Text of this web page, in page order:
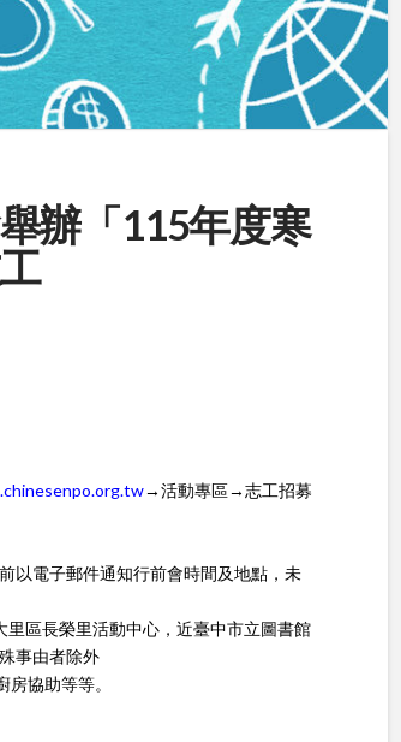
辦「115年度寒
→活動專區→志工招募
以電子郵件通知行前會時間及地點，未
區長榮里活動中心，近臺中市立圖書館
事由者除外
協助等等。